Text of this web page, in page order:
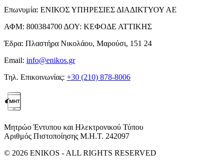
Επωνυμία: ΕΝΙΚΟΣ ΥΠΗΡΕΣΙΕΣ ΔΙΑΔΙΚΤΥΟΥ ΑΕ
ΑΦΜ: 800384700 ΔΟΥ: ΚΕΦΟΔΕ ΑΤΤΙΚΗΣ
Έδρα: Πλαστήρα Νικολάου, Μαρούσι, 151 24
Email: info@enikos.gr
Τηλ. Επικοινωνίας: +30 (210) 878-8006
Μητρώο Έντυπου και Ηλεκτρονικού Τύπου
Αριθμός Πιστοποίησης Μ.Η.Τ. 242097
© 2026 ENIKOS - ALL RIGHTS RESERVED